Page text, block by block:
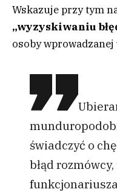
Wskazuje przy tym
„wyzyskiwaniu
osoby wprowadzanej
świadczyć o
błąd